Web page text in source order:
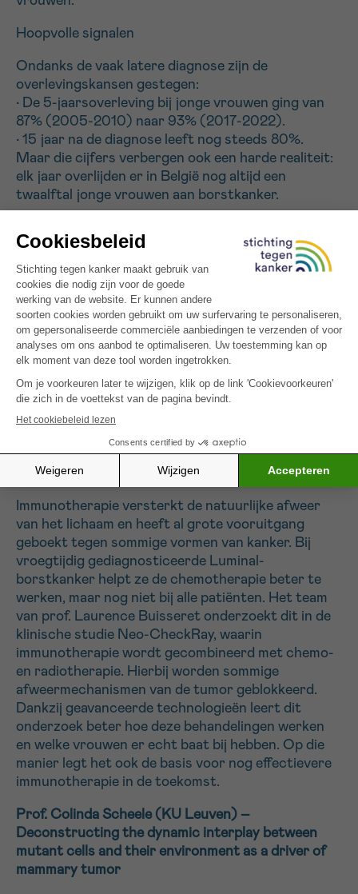
Hoopvolle signalen
Ondanks de vaak latere diagnose zijn de
overlevingskansen gestegen:
• De 5-jaarsoverleving bij jonge vrouwen ging van
87% (2005-2010) naar 93% (2017-2022).
• 15 jaar na de diagnose leeft nog steeds 80%.
Maar die cijfers verbergen ook een harde realiteit:
elk jaar overlijden er in België nog altijd een
twaalftal jonge vrouwen aan borstkanker.
Stichting tegen Kanker
Stichting tegen Kanker investeert volop in
Belgische wetenschappelijke onderzoeken. Ook op
het gebied van borstkanker. Hiermee streeft zij
naar een beter begrip van de specifieke kenmerken
van borstkanker bij premenopauzale vrouwen, en
naar de ontwikkeling van nieuwe therapeutische
behandelingen.
Voorbeelden van lopende projecten:
Prof. Laurence Buisseret (Institut Jules Bordet) –
Neo-CheckRay
Immunotherapie versterkt de natuurlijke afweer
van het lichaam en heeft al grote vooruitgang
geboekt tegen sommige vormen van kanker. Bij
vroegtijdig gediagnosticeerde Luminal-
borstkanker helpt ze de chemotherapie beter te
werken, maar nog niet bij alle patiënten. Het team
van prof. Laurence Buisseret onderzoekt dit in de
klinische studie Neo-CheckRay, waarin
immunotherapie wordt gecombineerd met chemo-
en radiotherapie. Hierbij worden sommige
afweermechanismen van de tumor geblokkeerd.
Dankzij geavanceerde technologieën leert dit
onderzoek beter hoe deze behandelingen werken
en welke vrouwen er echt baat bij hebben. Op die
manier legt het ook de basis voor nog effectievere
immunotherapie in de toekomst.
Prof. Colinda Scheele (KU Leuven) –
Deconstructing the dynamic interplay between
mutant cells and their environment as a driver of
mammary tumor